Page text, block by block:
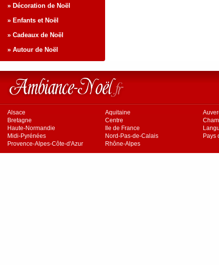
» Décoration de Noël
» Enfants et Noël
» Cadeaux de Noël
» Autour de Noël
Alsace Aquitaine
Bretagne
Centre
Haute-Normandie
Ile de France
Midi-Pyrénées
Nord-Pas-de-Calais
Pays
Provence-Alpes-Côte-d'Azur
Rhône-Alpes